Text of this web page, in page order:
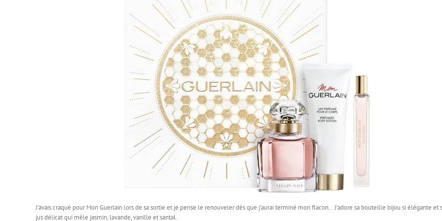
J’avais craqué pour Mon Guerlain lors de sa sortie et je pense le renouveler dès que j’aurai terminé mon flacon… J’adore sa bouteille bijou si élégante et
jus délicat qui mêle jasmin, lavande, vanille et santal.